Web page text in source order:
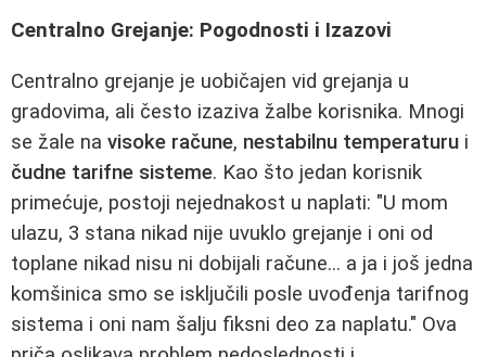
Centralno Grejanje: Pogodnosti i Izazovi
Centralno grejanje je uobičajen vid grejanja u
gradovima, ali često izaziva žalbe korisnika. Mnogi
se žale na visoke račune, nestabilnu temperaturu i
čudne tarifne sisteme. Kao što jedan korisnik
primećuje, postoji nejednakost u naplati: "U mom
ulazu, 3 stana nikad nije uvuklo grejanje i oni od
toplane nikad nisu ni dobijali račune... a ja i još jedna
komšinica smo se isključili posle uvođenja tarifnog
sistema i oni nam šalju fiksni deo za naplatu." Ova